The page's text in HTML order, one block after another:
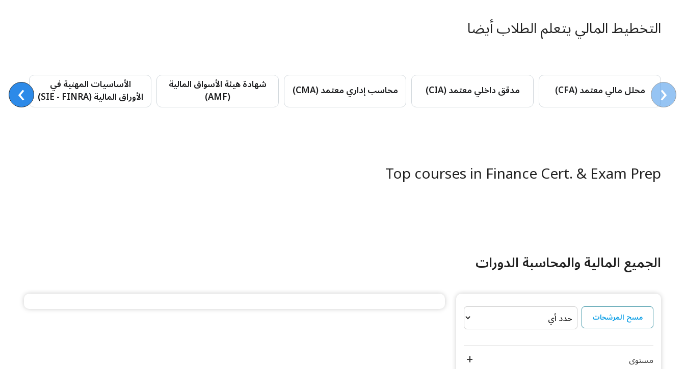
التخطيط المالي يتعلم الطلاب أيضا
محلل مالي معتمد (CFA) مدقق داخلي معتمد (CIA) محاسب إداري معتمد (CMA) شهادة هيئة الأسواق المالية
(AMF)
الأساسيات المهنية في
الأوراق المالية (SIE - FINRA) ‹
›
Top courses in Finance Cert. & Exam Prep
الجميع المالية والمحاسبة الدورات
مسح المرشحات
مستوى